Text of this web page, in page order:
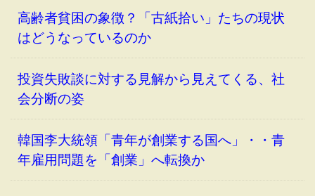
高齢者貧困の象徴？「古紙拾い」たちの現状
はどうなっているのか
投資失敗談に対する見解から見えてくる、社
会分断の姿
韓国李大統領「青年が創業する国へ」・・青
年雇用問題を「創業」へ転換か